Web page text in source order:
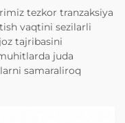
tezkor tranzaksiya
vaqtini sezilarli
tajribasini
juda
samaraliroq